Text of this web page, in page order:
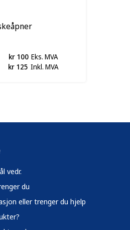
kr 100 Eks. MVA
kr 125 Inkl. MVA
vedr.
du
eller trenger du hjelp